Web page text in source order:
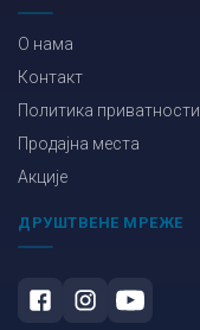
О нама
Контакт
Политика приватности
Продајна места
Акције
ДРУШТВЕНЕ МРЕЖЕ